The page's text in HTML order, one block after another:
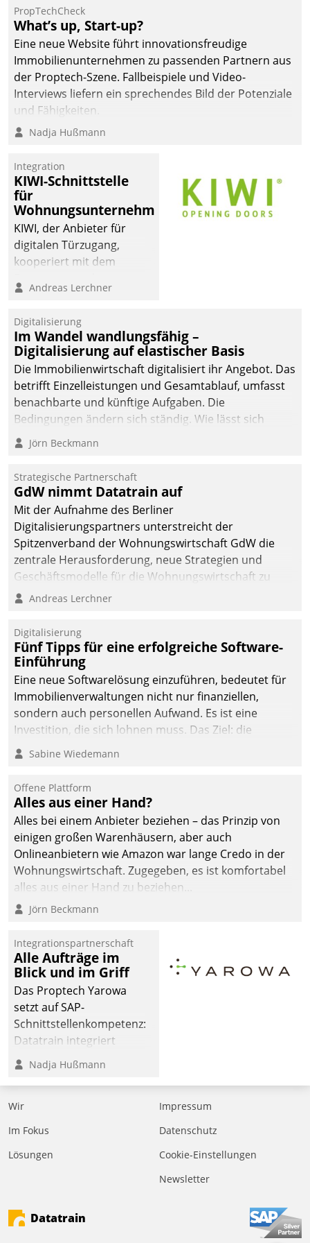
Datatrain ermöglicht
automatisiert ausgelöste,
zielgerichtete
Mieterbefragungen – eine
starke Grundlage für
intelligente,
Entscheidungen.
PropTechCheck
What’s up, Start-up?
Eine neue Website führt innovationsfreudige
Immobilienunternehmen zu passenden Partnern aus
der Proptech-Szene. Fallbeispiele und Video-
Interviews liefern ein sprechendes Bild der Potenziale
und Fähigkeiten.
Nadja Hußmann
Integration
KIWI-Schnittstelle
für
Wohnungsunternehmen
KIWI, der Anbieter für
digitalen Türzugang,
kooperiert mit dem
Softwareentwicklungshaus
Andreas Lerchner
Digitalisierung
Im Wandel wandlungsfähig –
Digitalisierung auf elastischer Basis
Die Immobilienwirtschaft digitalisiert ihr Angebot. Das
betrifft Einzelleistungen und Gesamtablauf, umfasst
benachbarte und künftige Aufgaben. Die
Bedingungen ändern sich ständig. Wie lässt sich
technisch die Kontrolle wahren und zugleich Freiraum
fürs Wachsen öffnen?
Jörn Beckmann
Strategische Partnerschaft
GdW nimmt Datatrain auf
Mit der Aufnahme des Berliner
Digitalisierungspartners unterstreicht der
Spitzenverband der Wohnungswirtschaft GdW die
zentrale Herausforderung, neue Strategien und
Geschäftsmodelle für die Wohnungswirtschaft zu
entwickeln.
Andreas Lerchner
Digitalisierung
Fünf Tipps für eine erfolgreiche Software-
Einführung
Eine neue Softwarelösung einzuführen, bedeutet für
Immobilienverwaltungen nicht nur finanziellen,
sondern auch personellen Aufwand. Es ist eine
Investition, die sich lohnen muss. Das Ziel: die
nachhaltige Optimierung der Geschäftsabläufe. Damit
dieses Ziel erreicht wird, sollten einige Grundregeln
Sabine Wiedemann
Offene Plattform
Alles aus einer Hand?
Alles bei einem Anbieter beziehen – das Prinzip von
einigen großen Warenhäusern, aber auch
Onlineanbietern wie Amazon war lange Credo in der
Wohnungswirtschaft. Zugegeben, es ist komfortabel
alles aus einer Hand zu beziehen...
Jörn Beckmann
Integrationspartnerschaft
Alle Aufträge im
Blick und im Griff
Das Proptech Yarowa
setzt auf SAP-
Schnittstellenkompetenz:
Datatrain integriert
Yarowas Portal zur
Vergabe und Verwaltung
von Aufträgen der
operativen
Instandhaltung in die
deutscher
den Weg vom
Mieteranliegen zum
Nadja Hußmann
Wir
Im Fokus
Lösungen
Impressum
Datenschutz
Cookie-Einstellungen
Newsletter
Datatrain